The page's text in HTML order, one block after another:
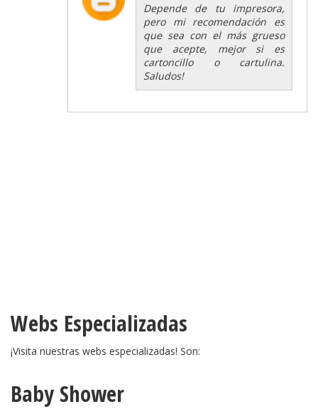
Depende de tu impresora,
pero mi recomendación es
que sea con el más grueso
que acepte, mejor si es
cartoncillo o cartulina.
Saludos!
Webs Especializadas
¡Visita nuestras webs especializadas! Son:
Baby Shower